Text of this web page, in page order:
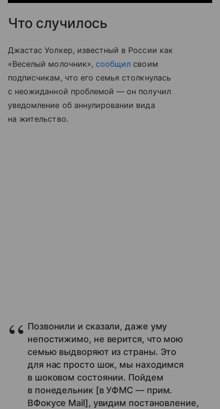
Что случилось
Джастас Уолкер, известный в России как
«Веселый молочник», сообщил своим
подписчикам, что его семья столкнулась
с неожиданной проблемой — он получил
уведомление об аннулировании вида
на жительство.
Позвонили и сказали, даже уму
непостижимо, не верится, что мою
семью выдворяют из страны. Это
для нас просто шок, мы находимся
в шоковом состоянии. Пойдем
в понедельник [в УФМС — прим.
ВФокусе Mail], увидим постановление,